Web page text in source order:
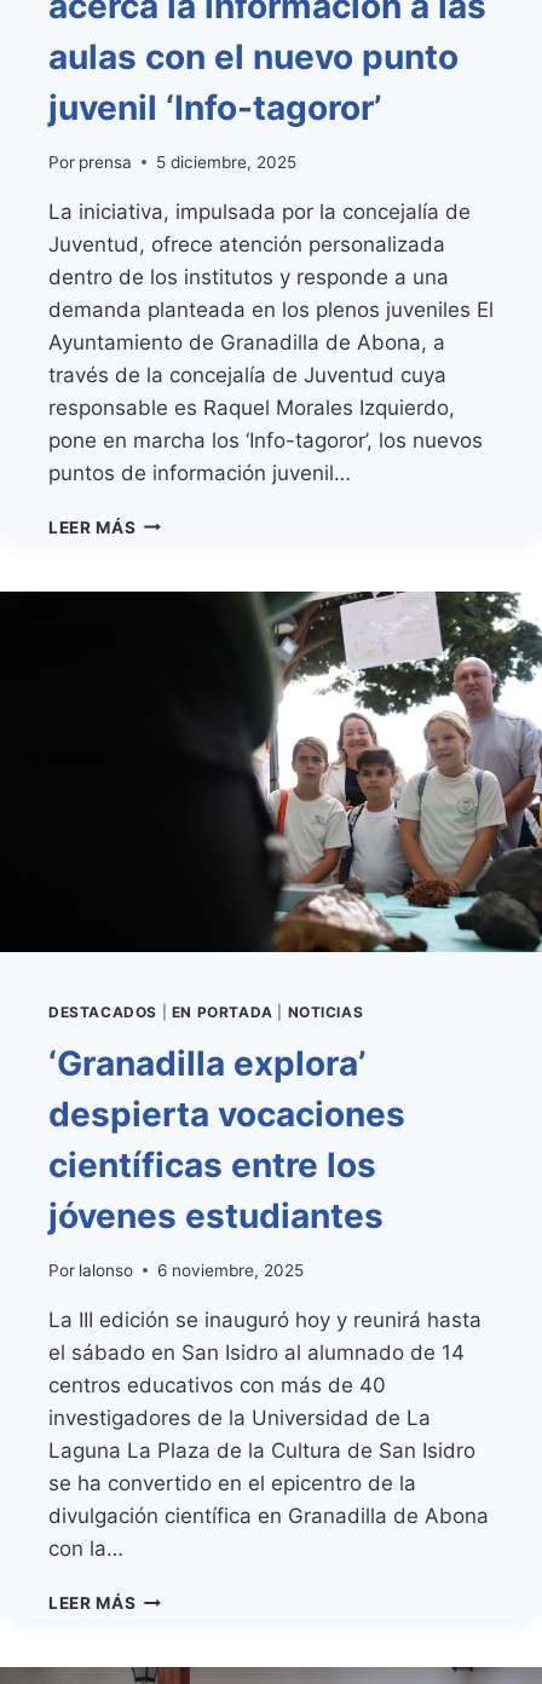
aulas con el nuevo punto
juvenil ‘Info-tagoror’
Por prensa 5 diciembre, 2025
La iniciativa, impulsada por la concejalía de
Juventud, ofrece atención personalizada
dentro de los institutos y responde a una
demanda planteada en los plenos juveniles El
Ayuntamiento de Granadilla de Abona, a
través de la concejalía de Juventud cuya
responsable es Raquel Morales Izquierdo,
pone en marcha los ‘Info-tagoror’, los nuevos
puntos de información juvenil…
LEER MÁS GRANADILLA
ACERCA
DESTACADOS EN PORTADA NOTICIAS
‘Granadilla explora’
despierta vocaciones
científicas entre los
jóvenes estudiantes
Por lalonso 6 noviembre, 2025
La III edición se inauguró hoy y reunirá hasta
el sábado en San Isidro al alumnado de 14
centros educativos con más de 40
investigadores de la Universidad de La
Laguna La Plaza de la Cultura de San Isidro
se ha convertido en el epicentro de la
divulgación científica en Granadilla de Abona
con la…
LEER MÁS ‘GRANADILLA
VOCACIONES